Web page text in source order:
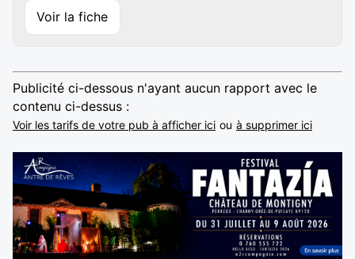
Voir la fiche
Publicité ci-dessous n'ayant aucun rapport avec le
contenu ci-dessus :
Voir les tarifs de votre pub à afficher ici ou à supprimer ici